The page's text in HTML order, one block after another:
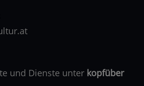
und Dienste unter kopfüber